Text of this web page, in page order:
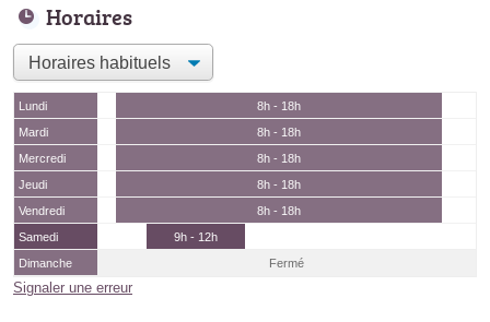
Horaires
Lundi
8h - 18h
Mardi
8h - 18h
Mercredi
8h - 18h
Jeudi
8h - 18h
Vendredi
8h - 18h
Samedi
9h - 12h
Dimanche
Fermé
Signaler une erreur